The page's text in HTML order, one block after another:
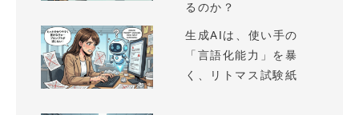
るのか？
生成AIは、使い手の
「言語化能力」を暴
く、リトマス試験紙